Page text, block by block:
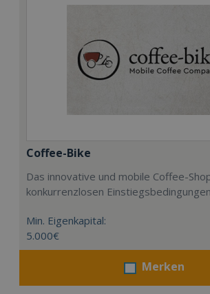
Coffee-Bike
Das innovative und mobile Coffee-
konkurrenzlosen
Min. Eigenkapital:
5.000€
Merken